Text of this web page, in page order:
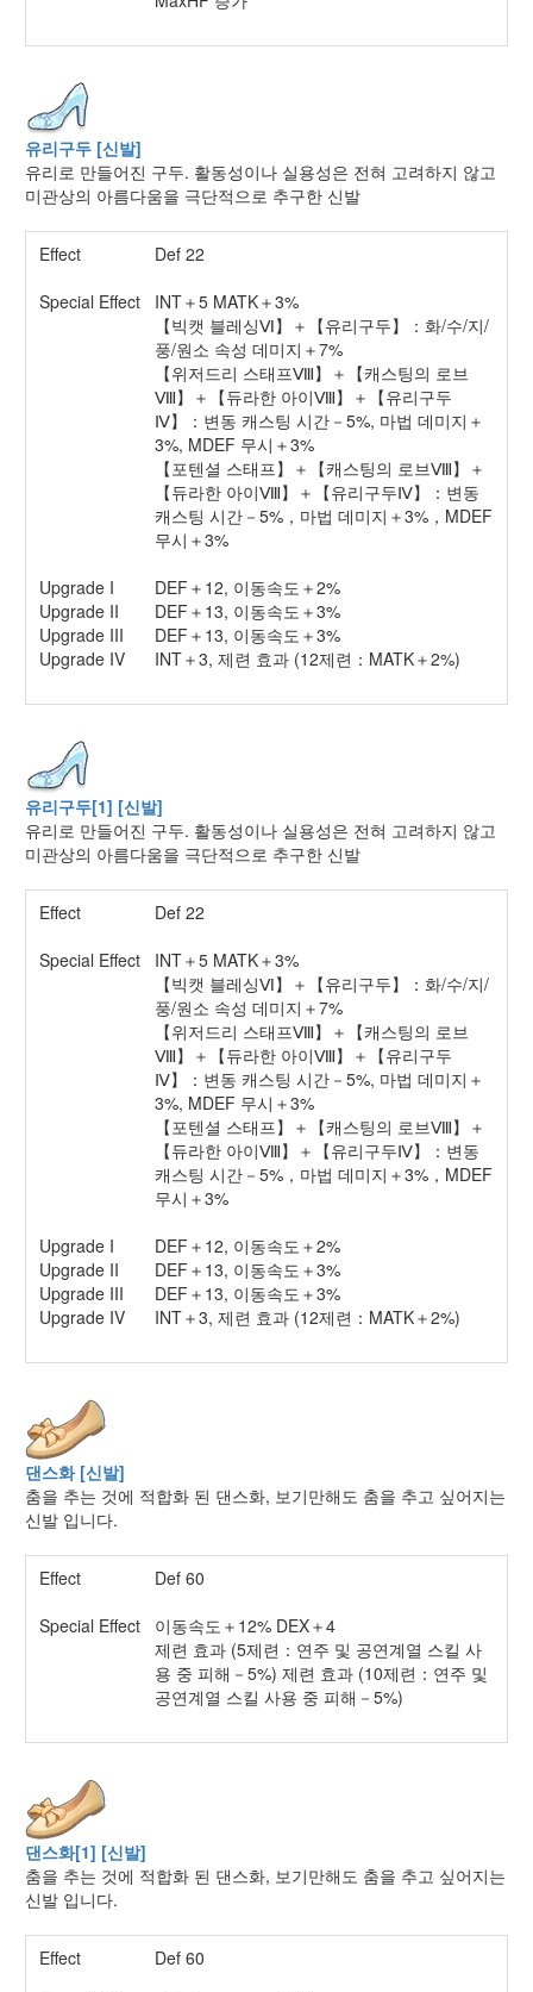
유리구두 [신발]
유리로 만들어진 구두. 활동성이나 실용성은 전혀 고려하지 않고
미관상의 아름다움을 극단적으로 추구한 신발
Effect
Def 22
Special Effect
INT＋5 MATK＋3%
【빅캣 블레싱Ⅵ】＋【유리구두】：화/수/지/
풍/원소 속성 데미지＋7%
【위저드리 스태프Ⅷ】＋【캐스팅의 로브
Ⅷ】＋【듀라한 아이Ⅷ】＋【유리구두
Ⅳ】：변동 캐스팅 시간－5%, 마법 데미지＋
3%, MDEF 무시＋3%
【포텐셜 스태프】＋【캐스팅의 로브Ⅷ】＋
【듀라한 아이Ⅷ】＋【유리구두Ⅳ】：변동
캐스팅 시간－5%，마법 데미지＋3%，MDEF
무시＋3%
Upgrade I
DEF＋12, 이동속도＋2%
Upgrade II
DEF＋13, 이동속도＋3%
Upgrade III
DEF＋13, 이동속도＋3%
Upgrade IV
INT＋3, 제련 효과 (12제련：MATK＋2%)
유리구두[1] [신발]
유리로 만들어진 구두. 활동성이나 실용성은 전혀 고려하지 않고
미관상의 아름다움을 극단적으로 추구한 신발
Effect
Def 22
Special Effect
INT＋5 MATK＋3%
【빅캣 블레싱Ⅵ】＋【유리구두】：화/수/지/
풍/원소 속성 데미지＋7%
【위저드리 스태프Ⅷ】＋【캐스팅의 로브
Ⅷ】＋【듀라한 아이Ⅷ】＋【유리구두
Ⅳ】：변동 캐스팅 시간－5%, 마법 데미지＋
3%, MDEF 무시＋3%
【포텐셜 스태프】＋【캐스팅의 로브Ⅷ】＋
【듀라한 아이Ⅷ】＋【유리구두Ⅳ】：변동
캐스팅 시간－5%，마법 데미지＋3%，MDEF
무시＋3%
Upgrade I
DEF＋12, 이동속도＋2%
Upgrade II
DEF＋13, 이동속도＋3%
Upgrade III
DEF＋13, 이동속도＋3%
Upgrade IV
INT＋3, 제련 효과 (12제련：MATK＋2%)
댄스화 [신발]
춤을 추는 것에 적합화 된 댄스화, 보기만해도 춤을 추고 싶어지는
신발 입니다.
Effect
Def 60
Special Effect
이동속도＋12% DEX＋4
제련 효과 (5제련：연주 및 공연계열 스킬 사
용 중 피해－5%) 제련 효과 (10제련：연주 및
공연계열 스킬 사용 중 피해－5%)
댄스화[1] [신발]
춤을 추는 것에 적합화 된 댄스화, 보기만해도 춤을 추고 싶어지는
신발 입니다.
Effect
Def 60